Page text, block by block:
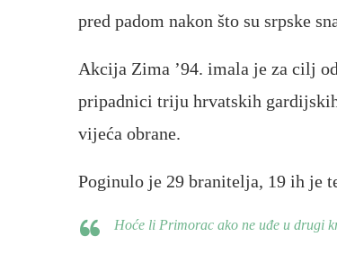
pred padom nakon što su srpske
Akcija Zima ’94. imala je za cilj
pripadnici triju hrvatskih
vijeća obrane.
Poginulo je 29 branitelja, 19 ih je
Hoće li Primorac ako ne uđe u drugi